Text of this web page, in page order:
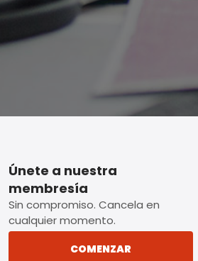
Footer
Únete a nuestra
membresía
Sin compromiso. Cancela en
cualquier momento.
COMENZAR